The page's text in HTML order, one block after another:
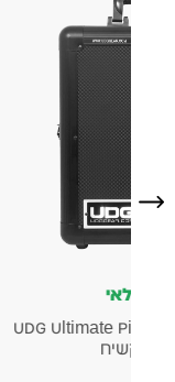
במלאי
UDG Ultimate Pick